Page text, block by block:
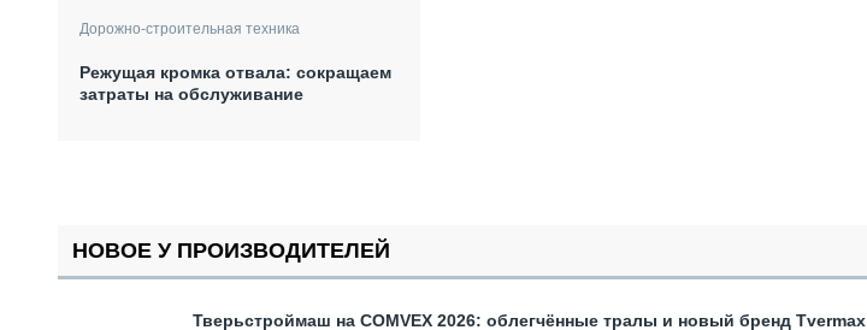
Дорожно-строительная техника
Режущая кромка отвала: сокращаем
затраты на обслуживание
НОВОЕ У ПРОИЗВОДИТЕЛЕЙ
Тверьстроймаш на COMVEX 2026: облегчённые тралы и новый бренд Tvermax